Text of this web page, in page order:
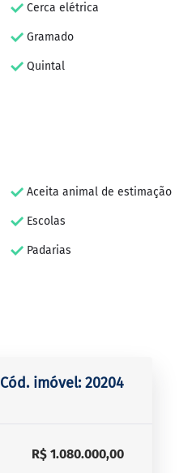
Cerca elétrica
Gramado
Quintal
Aceita animal de estimação
Escolas
Padarias
Cód. imóvel: 20204
R$ 1.080.000,00